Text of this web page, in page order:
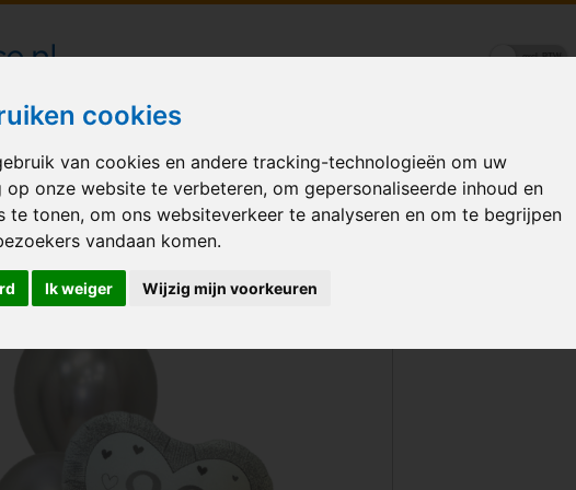
cookies
van cookies en andere tracking-technologieën om uw
op onze website te verbeteren, om gepersonaliseerde inhoud en
te tonen, om ons websiteverkeer te analyseren en om te begrijpen
vandaan komen.
Ik weiger Wijzig mijn voorkeuren
bezorgd in heel Nederland
hearts 30
BALLONNEN GELEGENHEID VERHUUR BEDRUKKEN ACCESSOIRES